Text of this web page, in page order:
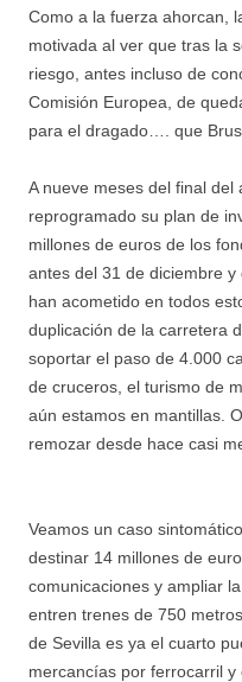
Como a la fuerza ahorcan,
motivada al ver que tras la
riesgo, antes incluso de
Comisión Europea, de
para el dragado…. que
A nueve meses del final del
reprogramado su plan de
millones de euros de los
antes del 31 de diciembre
han acometido en todos
duplicación de la carretera
soportar el paso de 4.000
de cruceros, el turismo de
aún estamos en mantillas.
remozar desde hace casi
Veamos un caso
destinar 14 millones de
comunicaciones y ampliar
entren trenes de 750
de Sevilla es ya el cuarto
mercancías por ferrocarril